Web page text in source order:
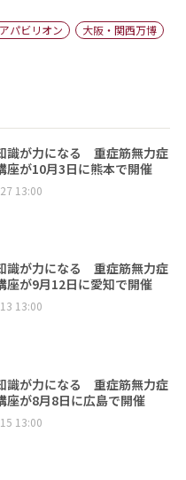
パビリオン
大阪・関西万博
識が力になる 重症筋無力症
座が10月3日に熊本で開催
13:00
識が力になる 重症筋無力症
座が9月12日に愛知で開催
13:00
識が力になる 重症筋無力症
座が8月8日に広島で開催
13:00